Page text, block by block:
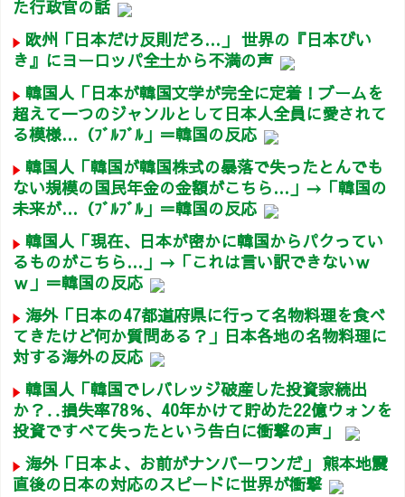
た行政官の話
欧州「日本だけ反則だろ…」 世界の『日本びい
き』にヨーロッパ全土から不満の声
韓国人「日本が韓国文学が完全に定着！ブームを
超えて一つのジャンルとして日本人全員に愛されて
る模様…（ﾌﾞﾙﾌﾞﾙ」＝韓国の反応
韓国人「韓国が韓国株式の暴落で失ったとんでも
ない規模の国民年金の金額がこちら…」→「韓国の
未来が…（ﾌﾞﾙﾌﾞﾙ」＝韓国の反応
韓国人「現在、日本が密かに韓国からパクってい
るものがこちら…」→「これは言い訳できないｗ
ｗ」＝韓国の反応
海外「日本の47都道府県に行って名物料理を食べ
てきたけど何か質問ある？」日本各地の名物料理に
対する海外の反応
韓国人「韓国でレバレッジ破産した投資家続出
か？‥損失率78％、40年かけて貯めた22億ウォンを
投資ですべて失ったという告白に衝撃の声」
海外「日本よ、お前がナンバーワンだ」 熊本地震
直後の日本の対応のスピードに世界が衝撃